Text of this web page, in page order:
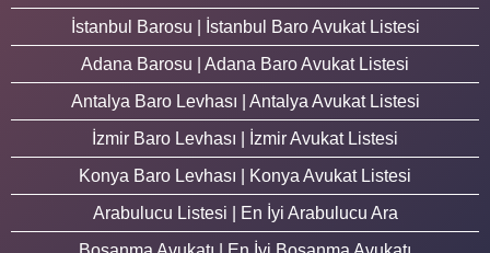
İstanbul Barosu | İstanbul Baro Avukat Listesi
Adana Barosu | Adana Baro Avukat Listesi
Antalya Baro Levhası | Antalya Avukat Listesi
İzmir Baro Levhası | İzmir Avukat Listesi
Konya Baro Levhası | Konya Avukat Listesi
Arabulucu Listesi | En İyi Arabulucu Ara